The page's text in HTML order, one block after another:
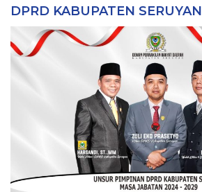
DPRD KABUPATEN SERUYAN